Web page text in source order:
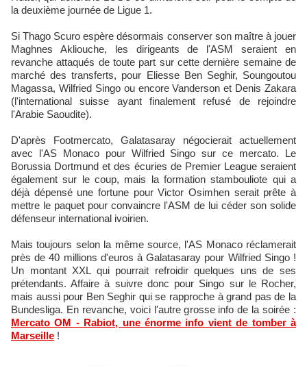
la deuxième journée de Ligue 1.
Si Thago Scuro espère désormais conserver son maître à jouer
Maghnes Akliouche, les dirigeants de l'ASM seraient en
revanche attaqués de toute part sur cette dernière semaine de
marché des transferts, pour Eliesse Ben Seghir, Soungoutou
Magassa, Wilfried Singo ou encore Vanderson et Denis Zakara
(l'international suisse ayant finalement refusé de rejoindre
l'Arabie Saoudite).
D'après Footmercato, Galatasaray négocierait actuellement
avec l'AS Monaco pour Wilfried Singo sur ce mercato. Le
Borussia Dortmund et des écuries de Premier League seraient
également sur le coup, mais la formation stambouliote qui a
déjà dépensé une fortune pour Victor Osimhen serait prête à
mettre le paquet pour convaincre l'ASM de lui céder son solide
défenseur international ivoirien.
Mais toujours selon la même source, l'AS Monaco réclamerait
près de 40 millions d'euros à Galatasaray pour Wilfried Singo !
Un montant XXL qui pourrait refroidir quelques uns de ses
prétendants. Affaire à suivre donc pour Singo sur le Rocher,
mais aussi pour Ben Seghir qui se rapproche à grand pas de la
Bundesliga. En revanche, voici l'autre grosse info de la soirée :
Mercato OM - Rabiot, une énorme info vient de tomber à
Marseille !